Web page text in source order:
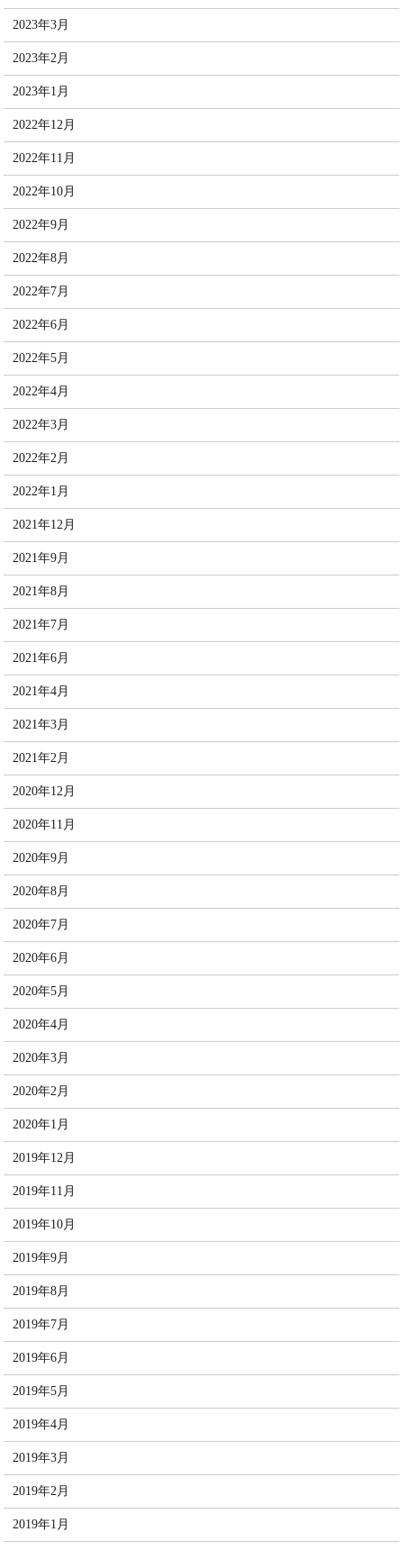
2023年3月
2023年2月
2023年1月
2022年12月
2022年11月
2022年10月
2022年9月
2022年8月
2022年7月
2022年6月
2022年5月
2022年4月
2022年3月
2022年2月
2022年1月
2021年12月
2021年9月
2021年8月
2021年7月
2021年6月
2021年4月
2021年3月
2021年2月
2020年12月
2020年11月
2020年9月
2020年8月
2020年7月
2020年6月
2020年5月
2020年4月
2020年3月
2020年2月
2020年1月
2019年12月
2019年11月
2019年10月
2019年9月
2019年8月
2019年7月
2019年6月
2019年5月
2019年4月
2019年3月
2019年2月
2019年1月